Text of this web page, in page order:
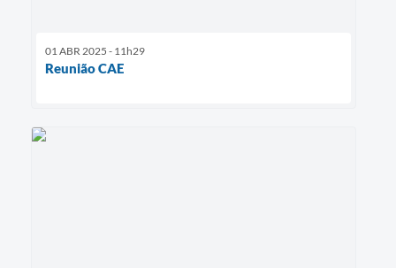
01 ABR 2025 - 11h29
Reunião CAE